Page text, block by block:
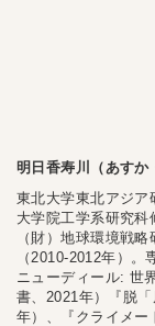
明日香寿川（あすか
東北大学東北アジア
大学院工学系研究科
（財）地球環境戦
（2010-2012年）
ニューディール: 世
書、2021年）『脱
年）、『クライメー